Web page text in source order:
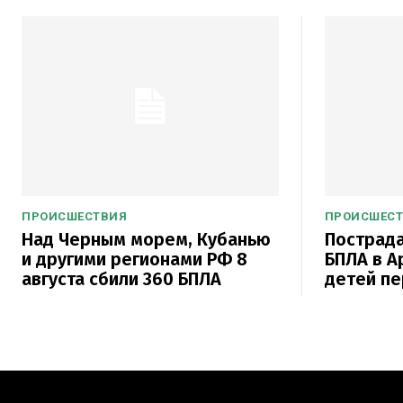
ПРОИСШЕСТВИЯ
Над Черным морем, Кубанью
и другими регионами РФ 8
августа сбили 360 БПЛА
БПЛА в
детей